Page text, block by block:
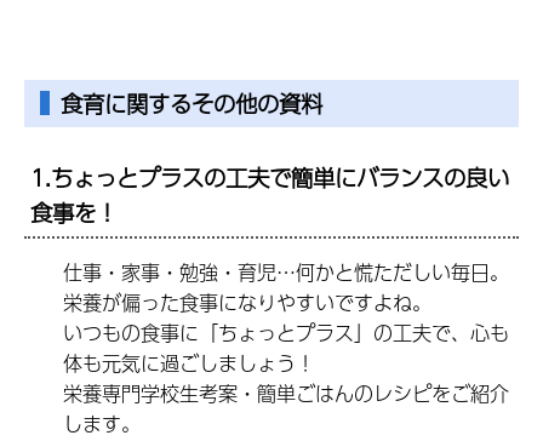
食育に関するその他の資料
1.ちょっとプラスの工夫で簡単にバランスの良い
食事を！
仕事・家事・勉強・育児…何かと慌ただしい毎日。
栄養が偏った食事になりやすいですよね。
いつもの食事に「ちょっとプラス」の工夫で、心も
体も元気に過ごしましょう！
栄養専門学校生考案・簡単ごはんのレシピをご紹介
します。